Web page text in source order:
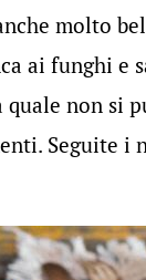
molto
ai funghi e
non si
Seguite i